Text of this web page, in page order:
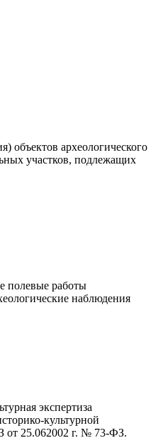
объектов археологического
участков, подлежащих
полевые работы
наблюдения
экспертиза
культурной
от 25.062002 г. № 73-ФЗ.